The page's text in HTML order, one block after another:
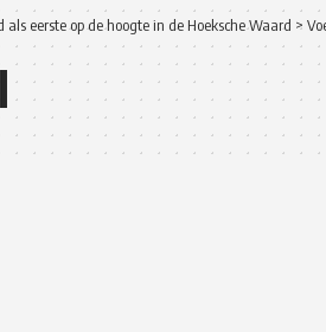
als eerste op de hoogte in de Hoeksche Waard >